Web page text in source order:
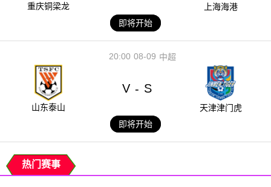
重庆铜梁龙
上海海港
即将开始
08-09
20:00 中超
山东泰山
V - S
天津津门虎
即将开始
热门赛事